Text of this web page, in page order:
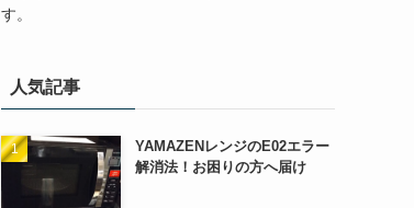
す。
人気記事
YAMAZENレンジのE02エラー
解消法！お困りの方へ届け